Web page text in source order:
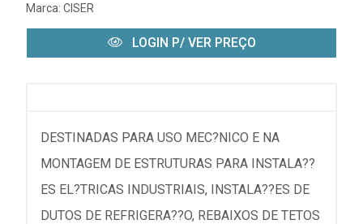
Marca: CISER
LOGIN P/ VER PREÇO
DESTINADAS PARA USO MEC?NICO E NA
MONTAGEM DE ESTRUTURAS PARA INSTALA??
ES EL?TRICAS INDUSTRIAIS, INSTALA??ES DE
DUTOS DE REFRIGERA??O, REBAIXOS DE TETOS